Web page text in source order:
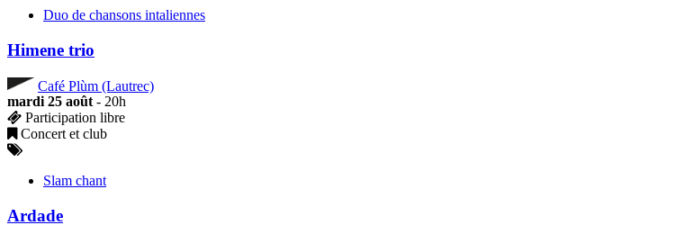
Duo de chansons intaliennes
Himene trio
Café Plùm (Lautrec)
mardi 25 août - 20h
Participation libre
Concert et club
Slam chant
Ardade